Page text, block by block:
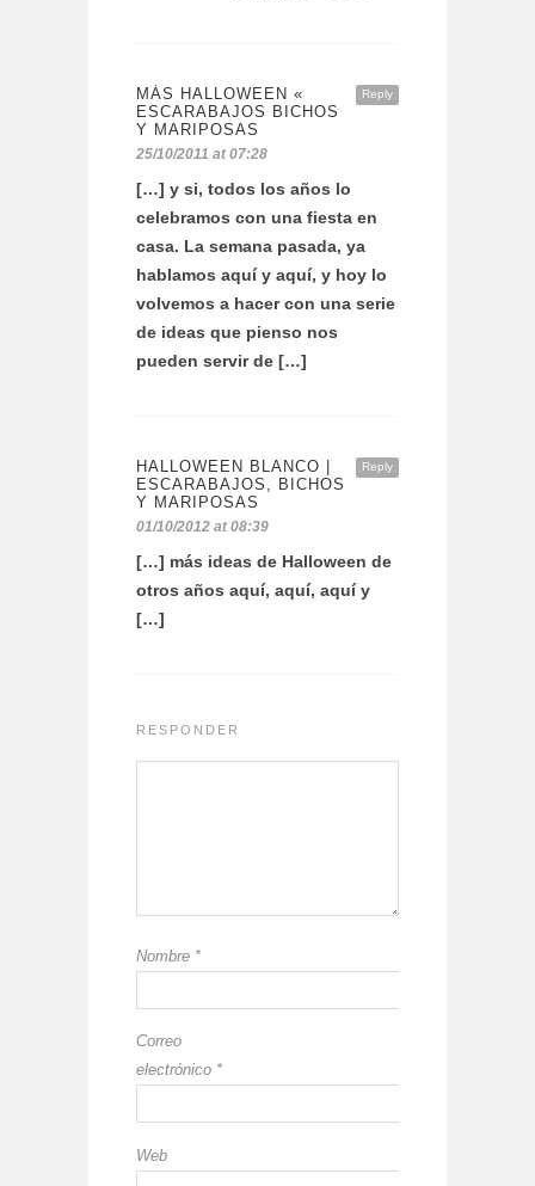
Reply
MÁS HALLOWEEN «
ESCARABAJOS BICHOS
Y MARIPOSAS
25/10/2011 at 07:28
[…] y si, todos los años lo
celebramos con una fiesta en
casa. La semana pasada, ya
hablamos aquí y aquí, y hoy lo
volvemos a hacer con una serie
de ideas que pienso nos
pueden servir de […]
Reply
HALLOWEEN BLANCO |
ESCARABAJOS, BICHOS
Y MARIPOSAS
01/10/2012 at 08:39
[…] más ideas de Halloween de
otros años aquí, aquí, aquí y
[…]
RESPONDER
Nombre *
Correo
electrónico *
Web